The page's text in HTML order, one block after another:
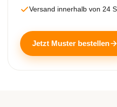
Versand innerhalb von 24
Jetzt Muster bestellen